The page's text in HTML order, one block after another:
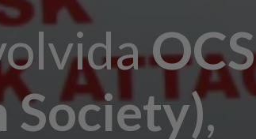
OCS
Society),